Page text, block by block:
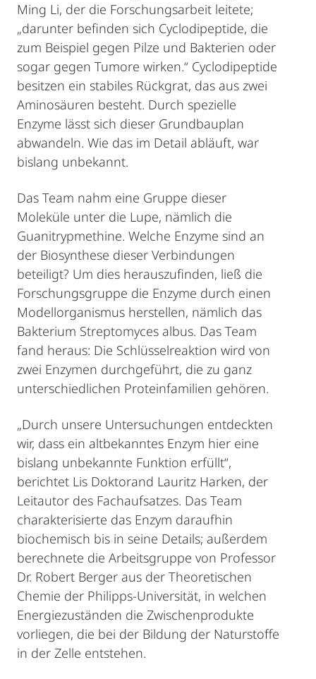
Ming Li, der die Forschungsarbeit leitete;
„darunter befinden sich Cyclodipeptide, die
zum Beispiel gegen Pilze und Bakterien oder
sogar gegen Tumore wirken.“ Cyclodipeptide
besitzen ein stabiles Rückgrat, das aus zwei
Aminosäuren besteht. Durch spezielle
Enzyme lässt sich dieser Grundbauplan
abwandeln. Wie das im Detail abläuft, war
bislang unbekannt.
Das Team nahm eine Gruppe dieser
Moleküle unter die Lupe, nämlich die
Guanitrypmethine. Welche Enzyme sind an
der Biosynthese dieser Verbindungen
beteiligt? Um dies herauszufinden, ließ die
Forschungsgruppe die Enzyme durch einen
Modellorganismus herstellen, nämlich das
Bakterium Streptomyces albus. Das Team
fand heraus: Die Schlüsselreaktion wird von
zwei Enzymen durchgeführt, die zu ganz
unterschiedlichen Proteinfamilien gehören.
„Durch unsere Untersuchungen entdeckten
wir, dass ein altbekanntes Enzym hier eine
bislang unbekannte Funktion erfüllt“,
berichtet Lis Doktorand Lauritz Harken, der
Leitautor des Fachaufsatzes. Das Team
charakterisierte das Enzym daraufhin
biochemisch bis in seine Details; außerdem
berechnete die Arbeitsgruppe von Professor
Dr. Robert Berger aus der Theoretischen
Chemie der Philipps-Universität, in welchen
Energiezuständen die Zwischenprodukte
vorliegen, die bei der Bildung der Naturstoffe
in der Zelle entstehen.